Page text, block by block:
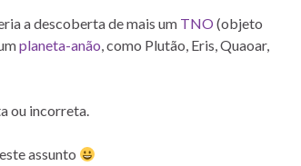
a descoberta de mais um TNO (objeto
planeta-anão, como Plutão, Eris, Quaoar,
ou incorreta.
assunto